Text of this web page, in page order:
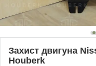
Захист двигуна
Houberk